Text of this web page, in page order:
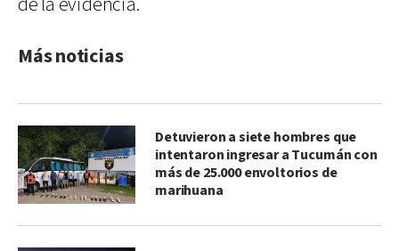
Más noticias
Detuvieron a siete hombres que
intentaron ingresar a Tucumán con
más de 25.000 envoltorios de
marihuana